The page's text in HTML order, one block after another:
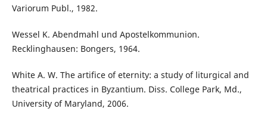
Variorum Publ., 1982.
Wessel K. Abendmahl und Apostelkommunion.
Recklinghausen: Bongers, 1964.
White A. W. The artifice of eternity: a study of liturgical and
theatrical practices in Byzantium. Diss. College Park, Md.,
University of Maryland, 2006.